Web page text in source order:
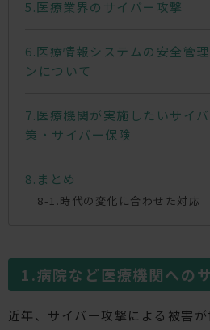
医療業界のサイバー攻撃
医療情報システムの安全管
ンについて
医療機関が実施したいサイ
策・サイバー保険
まとめ
時代の変化に合わせた対応
病院など医療機関への
近年、サイバー攻撃による被害